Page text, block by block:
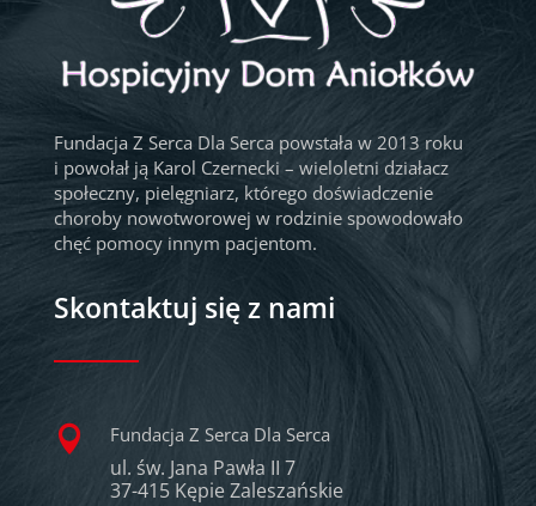
Fundacja Z Serca Dla Serca powstała w 2013 roku
i powołał ją Karol Czernecki – wieloletni działacz
społeczny, pielęgniarz, którego doświadczenie
choroby nowotworowej w rodzinie spowodowało
chęć pomocy innym pacjentom.
Skontaktuj się z nami
 Fundacja Z Serca Dla Serca
ul. św. Jana Pawła II 7
37-415 Kępie Zaleszańskie